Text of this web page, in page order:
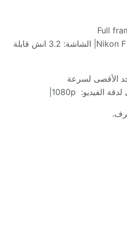
: Full
Nikon F| الشاشة: 3.2
انش قابلة
الأقصى لسرعة
الفيديو:
1080p|
.